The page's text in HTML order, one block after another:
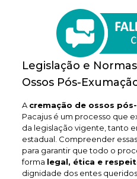
Legislação e
Ossos Pós-
A cremação de ossos
Pacajus é um processo que
da legislação vigente, tanto
estadual. Compreender
para garantir que todo o
forma legal, ética e
dignidade dos entes